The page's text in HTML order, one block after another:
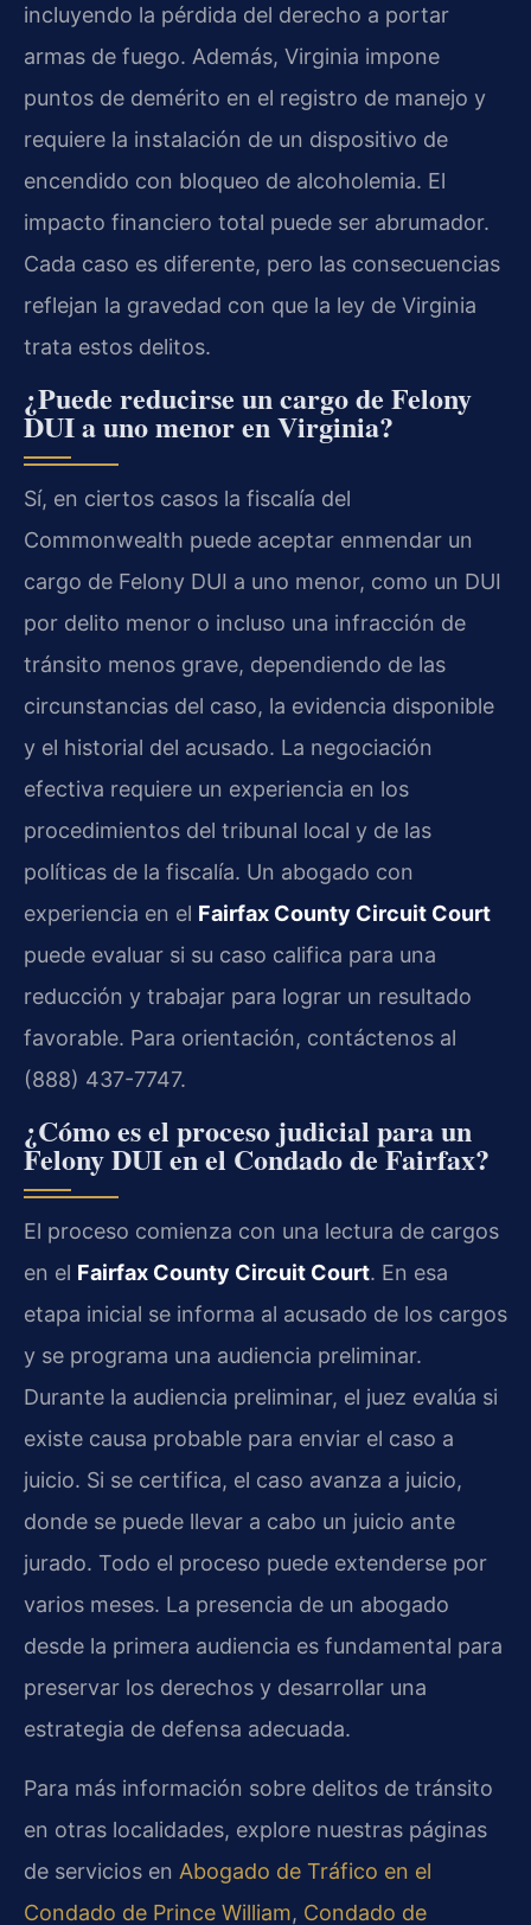
incluyendo la pérdida del derecho a portar
armas de fuego. Además, Virginia impone
puntos de demérito en el registro de manejo y
requiere la instalación de un dispositivo de
encendido con bloqueo de alcoholemia. El
impacto financiero total puede ser abrumador.
Cada caso es diferente, pero las consecuencias
reflejan la gravedad con que la ley de Virginia
trata estos delitos.
¿Puede reducirse un cargo de Felony
DUI a uno menor en Virginia?
Sí, en ciertos casos la fiscalía del
Commonwealth puede aceptar enmendar un
cargo de Felony DUI a uno menor, como un DUI
por delito menor o incluso una infracción de
tránsito menos grave, dependiendo de las
circunstancias del caso, la evidencia disponible
y el historial del acusado. La negociación
efectiva requiere un experiencia en los
procedimientos del tribunal local y de las
políticas de la fiscalía. Un abogado con
experiencia en el Fairfax County Circuit Court
puede evaluar si su caso califica para una
reducción y trabajar para lograr un resultado
favorable. Para orientación, contáctenos al
(888) 437-7747.
¿Cómo es el proceso judicial para un
Felony DUI en el Condado de Fairfax?
El proceso comienza con una lectura de cargos
en el Fairfax County Circuit Court. En esa
etapa inicial se informa al acusado de los cargos
y se programa una audiencia preliminar.
Durante la audiencia preliminar, el juez evalúa si
existe causa probable para enviar el caso a
juicio. Si se certifica, el caso avanza a juicio,
donde se puede llevar a cabo un juicio ante
jurado. Todo el proceso puede extenderse por
varios meses. La presencia de un abogado
desde la primera audiencia es fundamental para
preservar los derechos y desarrollar una
estrategia de defensa adecuada.
Para más información sobre delitos de tránsito
en otras localidades, explore nuestras páginas
de servicios en Abogado de Tráfico en el
Condado de Prince William, Condado de